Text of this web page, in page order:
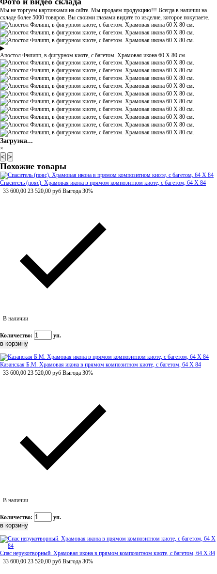
Мы не торгуем картинками на сайте. Мы продаем продукцию!!! Всегда в наличии на
складе более 5000 товаров. Вы своими глазами видите то изделие, которое покупаете.
▶
Апостол Филипп, в фигурном киоте, с багетом. Храмовая икона 60 Х 80 см.
Загрузка...
×
< >
Похожие товары
Спаситель (пояс). Храмовая икона в прямом композитном киоте, с багетом, 64 Х 84
33 600,00 23 520,00 руб Выгода 30%
В наличии
Количество: уп.
Казанская Б.М. Храмовая икона в прямом композитном киоте, с багетом, 64 Х 84
33 600,00 23 520,00 руб Выгода 30%
В наличии
Количество: уп.
Спас нерукотворный. Храмовая икона в прямом композитном киоте, с багетом, 64 Х 84
33 600,00 23 520,00 руб Выгода 30%